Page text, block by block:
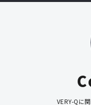
VERY-Qに